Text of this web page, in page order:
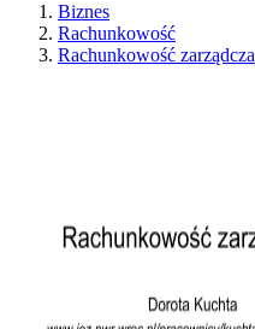
Biznes
Rachunkowość
Rachunkowość zarządcza